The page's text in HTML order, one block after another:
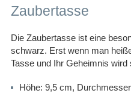
Zaubertasse
Die Zaubertasse ist eine
schwarz. Erst wenn man
Tasse und Ihr Geheimnis
Höhe: 9,5 cm,